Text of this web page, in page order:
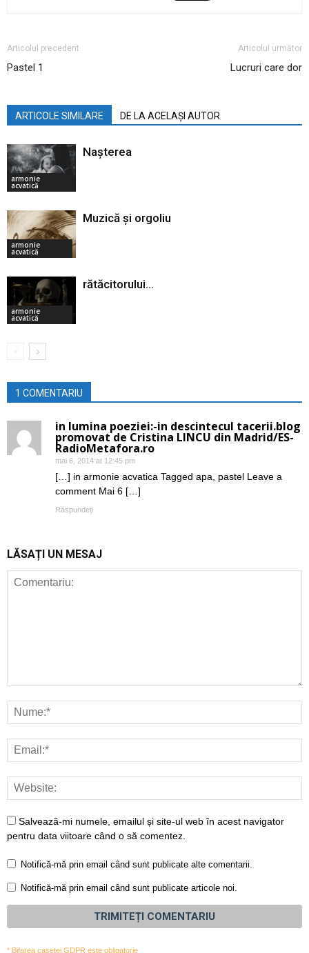
Articolul precedent
Pastel 1
Articolul următor
Lucruri care dor
ARTICOLE SIMILARE DE LA ACELAȘI AUTOR
armonie
acvatică
Nașterea
armonie
acvatică
Muzică și orgoliu
armonie
acvatică
rătăcitorului…
1 COMENTARIU
in lumina poeziei:-in descintecul tacerii.blog
promovat de Cristina LINCU din Madrid/ES-
RadioMetafora.ro
mai 6, 2014 at 12:45 pm
[…] in armonie acvatica Tagged apa, pastel Leave a
comment Mai 6 […]
Răspundeți
LĂSAȚI UN MESAJ
Salvează-mi numele, emailul și site-ul web în acest navigator
pentru data viitoare când o să comentez.
Notifică-mă prin email când sunt publicate alte comentarii.
Notifică-mă prin email când sunt publicate articole noi.
* Bifarea casetei GDPR este obligatorie